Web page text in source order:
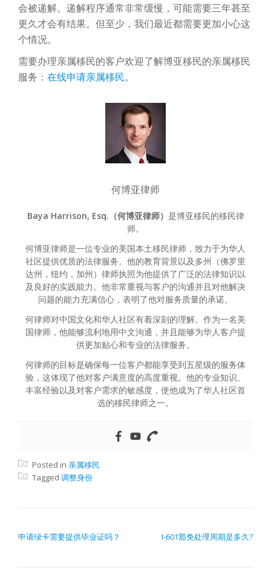
会被递解。递解程序通常非常缓慢，可能需要三年甚至
更久才会有结果。但至少，我们最近都需要更加小心这
个情况。
需要办理亲属移民的客户欢迎了解博亚移民的亲属移民
服务： 在线申请亲属移民。
何博亚律师
Baya Harrison, Esq.（何博亚律师） 是博亚移民的移民律
师。
何博亚律师是一位专业的美国本土移民律师，致力于为华人
社区提供优质的法律服务。他的教育背景以及多州（佛罗里
达州，纽约，加州）律师执照为他提供了广泛的法律知识以
及良好的实践能力。他非常重视与客户的沟通并且对他解决
问题的能力充满信心，表明了他对服务质量的承诺。
何律师对中国文化和华人社区有着深刻的理解。作为一名美
国律师，他能够流利地用中文沟通，并且能够为华人客户提
供更加贴心和专业的法律服务。
何律师的目标是确保每一位客户都能享受到五星级的服务体
验，这体现了他对客户满意度的高度重视。他的专业知识、
丰富经验以及对客户需求的敏感度，使他成为了华人社区首
选的移民律师之一。
Posted in 亲属移民
Tagged 调整身份
申请绿卡需要提供毕业证吗？ I-601豁免处理周期是多久?